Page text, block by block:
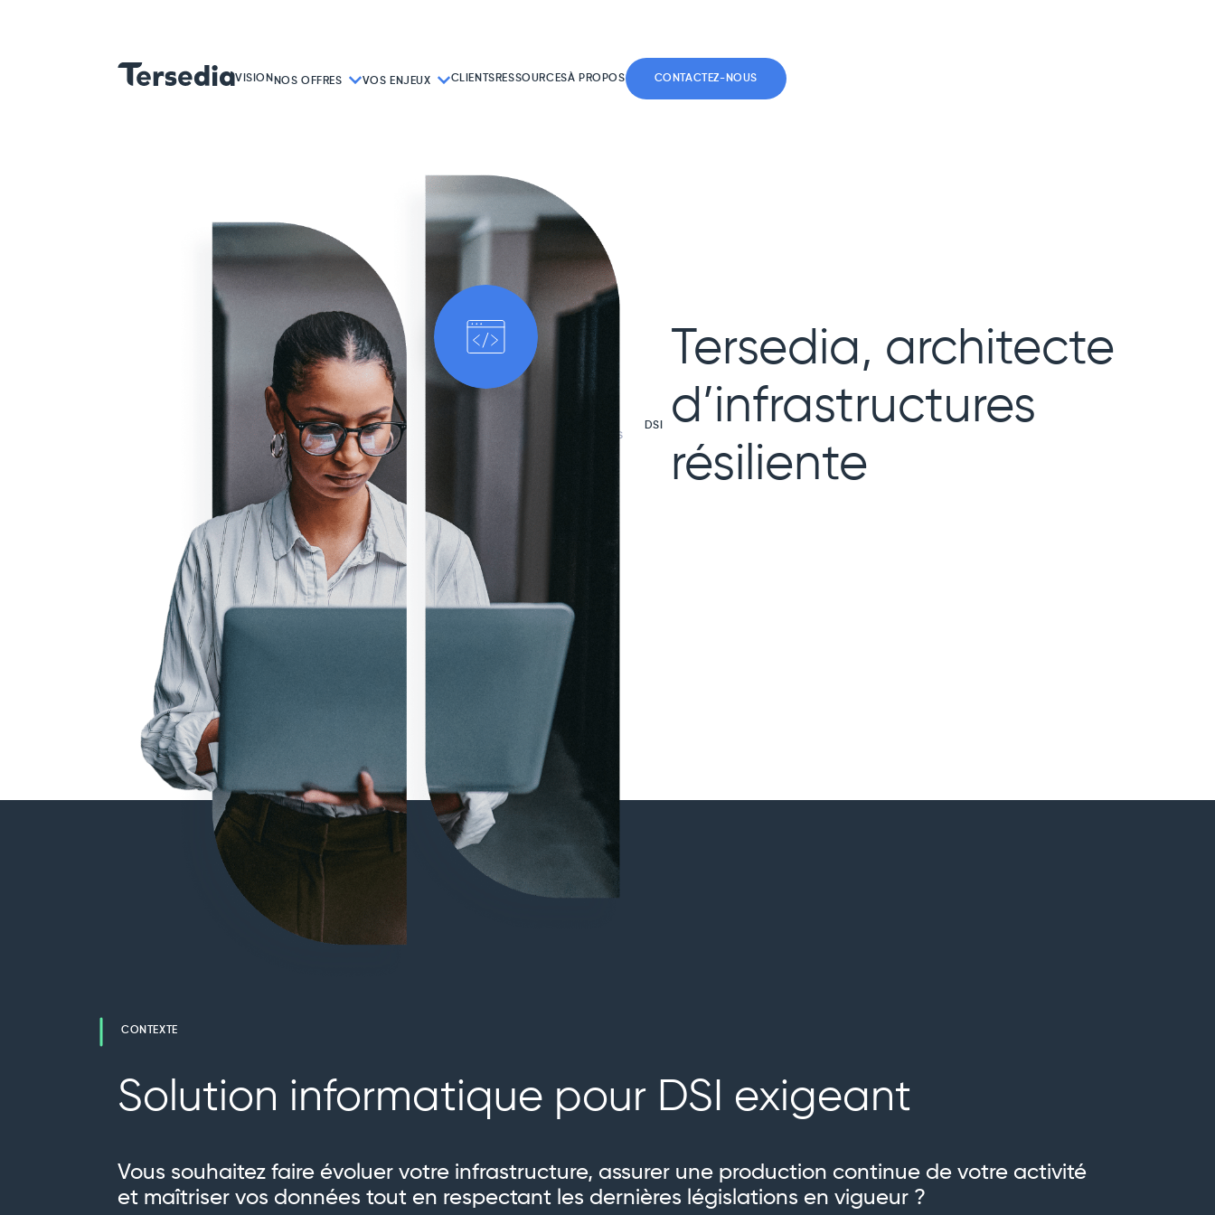
VISION NOS OFFRES VOS ENJEUX CLIENTS RESSOURCESÀ PROPOS CONTACTEZ-NOUS
fonctions
DSI
Tersedia, architecte
d’infrastructures
résiliente
CONTEXTE
Solution informatique pour DSI exigeant
Vous souhaitez faire évoluer votre infrastructure, assurer une production continue de votre activité
et maîtriser vos données tout en respectant les dernières législations en vigueur ?